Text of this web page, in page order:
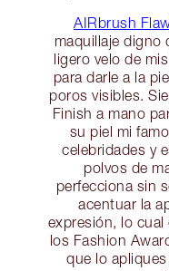
AIRbrush
maquillaje digno
ligero velo de
para darle a la
poros visibles.
Finish a mano
su piel mi
celebridades y
polvos de
perfecciona sin
acentuar la
expresión, lo cual
los Fashion
que lo